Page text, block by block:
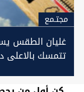
مجتـمع
غليان الطقس
تتمسك بالاعلى